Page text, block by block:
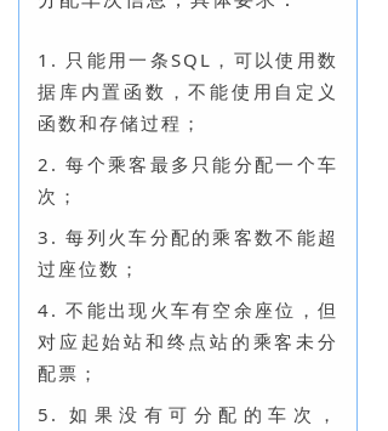
1. 只能用一条SQL，可以使用数
据库内置函数，不能使用自定义
函数和存储过程；
2. 每个乘客最多只能分配一个车
次；
3. 每列火车分配的乘客数不能超
过座位数；
4. 不能出现火车有空余座位，但
对应起始站和终点站的乘客未分
配票；
5. 如果没有可分配的车次，